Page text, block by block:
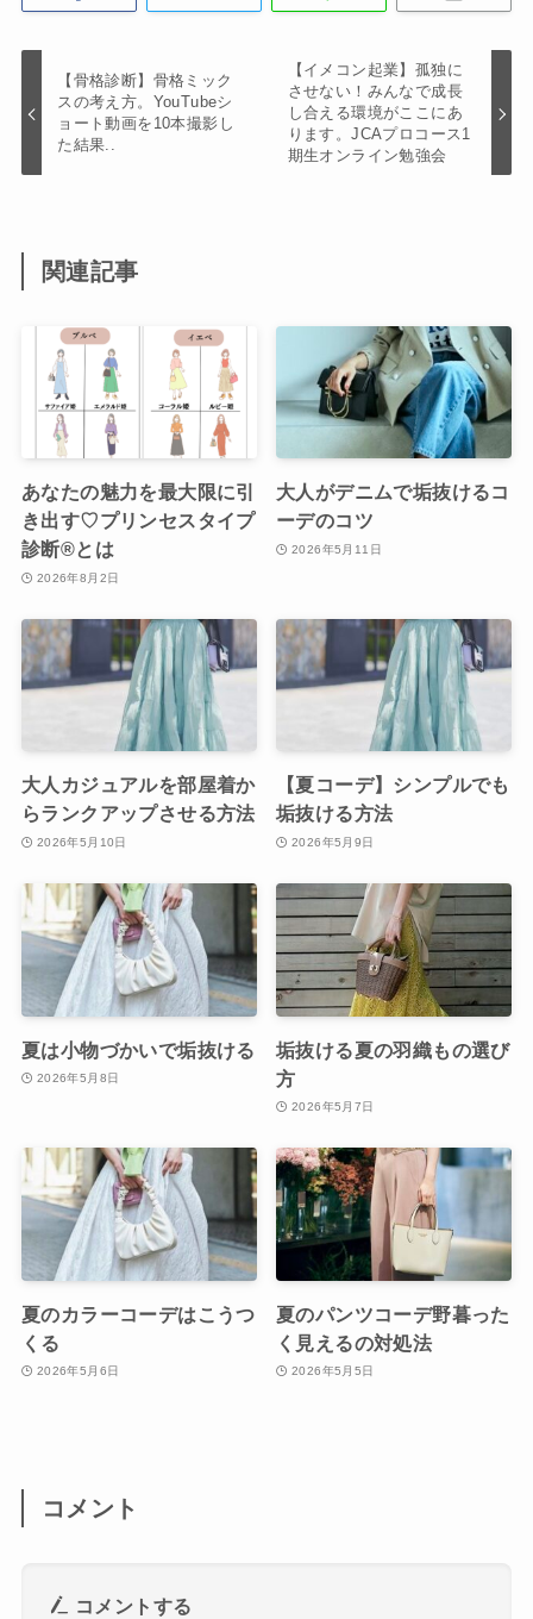
【骨格診断】骨格ミック
スの考え方。YouTubeシ
ョート動画を10本撮影し
た結果..
【イメコン起業】孤独に
させない！みんなで成長
し合える環境がここにあ
ります。JCAプロコース1
期生オンライン勉強会
関連記事
あなたの魅力を最大限に引
き出す♡プリンセスタイプ
診断®︎とは
2026年8月2日
大人がデニムで垢抜けるコ
ーデのコツ
2026年5月11日
大人カジュアルを部屋着か
らランクアップさせる方法
2026年5月10日
【夏コーデ】シンプルでも
垢抜ける方法
2026年5月9日
夏は小物づかいで垢抜ける
2026年5月8日
垢抜ける夏の羽織もの選び
方
2026年5月7日
夏のカラーコーデはこうつ
くる
2026年5月6日
夏のパンツコーデ野暮った
く見えるの対処法
2026年5月5日
コメント
コメントする